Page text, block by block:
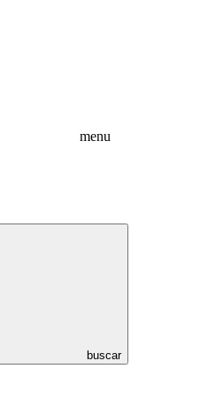
menu
buscar